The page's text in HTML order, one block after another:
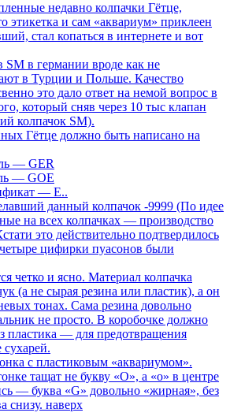
недавно колпачки Гётце,
этикетка и сам «аквариум» приклеен
стал копаться в интернете и вот
SM в германии вроде как не
в Турции и Польше. Качество
это дало ответ на немой вопрос в
который сняв через 10 тыс клапан
колпачок SM).
Гётце должно быть написано на
— GER
— GOE
— E..
данный колпачок -9999 (По идее
на всех колпачках — производство
это действительно подтвердилось
цифирки пуасонов были
четко и ясно. Материал колпачка
(а не сырая резина или пластик), а он
тонах. Сама резина довольно
не просто. В коробочке должно
пластика — для предотвращения
сухарей.
с пластиковым «аквариумом».
тащат не букву «О», а «о» в центре
— буква «G» довольно «жирная», без
снизу. наверх